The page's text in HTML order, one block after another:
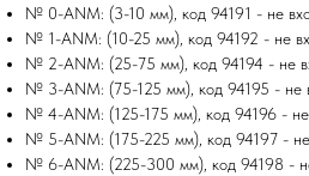
№ 0-ANM: (3-10 мм), код 94191 - не
№ 1-ANM: (10-25 мм), код 94192 - не
№ 2-ANM: (25-75 мм), код 94194 - не
№ 3-ANM: (75-125 мм), код 94195 - не
№ 4-ANM: (125-175 мм), код 94196 - не
№ 5-ANM: (175-225 мм), код 94197 - не
№ 6-ANM: (225-300 мм), код 94198 - не